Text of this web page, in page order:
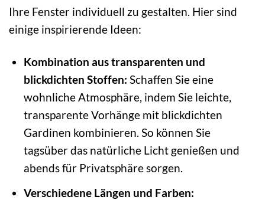
Ihre Fenster individuell zu gestalten. Hier sind
einige inspirierende Ideen:
Kombination aus transparenten und
blickdichten Stoffen: Schaffen Sie eine
wohnliche Atmosphäre, indem Sie leichte,
transparente Vorhänge mit blickdichten
Gardinen kombinieren. So können Sie
tagsüber das natürliche Licht genießen und
abends für Privatsphäre sorgen.
Verschiedene Längen und Farben: